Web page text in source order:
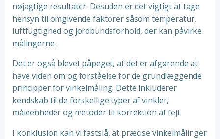
nøjagtige resultater. Desuden er det vigtigt at tage
hensyn til omgivende faktorer såsom temperatur,
luftfugtighed og jordbundsforhold, der kan påvirke
målingerne.
Det er også blevet påpeget, at det er afgørende at
have viden om og forståelse for de grundlæggende
principper for vinkelmåling. Dette inkluderer
kendskab til de forskellige typer af vinkler,
måleenheder og metoder til korrektion af fejl.
I konklusion kan vi fastslå, at præcise vinkelmålinger